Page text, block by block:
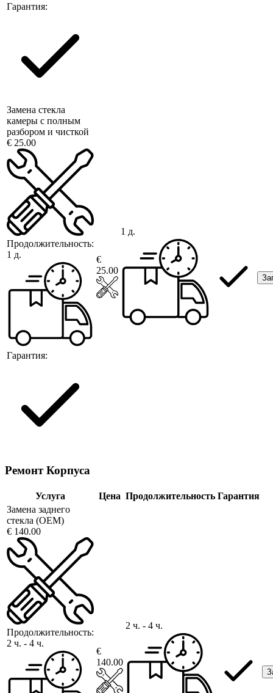
Гарантия:
Замена стекла
камеры с полным
разбором и чисткой
€ 25.00
Продолжительность:
1 д.
Гарантия:
€
25.00
1 д.
Ремонт Корпуса
Услуга Цена Продолжительность Гарантия
Замена заднего
стекла (OEM)
€ 140.00
Продолжительность:
2 ч. - 4 ч.
€
140.00
2 ч. - 4 ч.